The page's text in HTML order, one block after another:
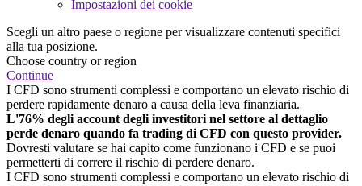
Impostazioni dei cookie
Scegli un altro paese o regione per visualizzare contenuti specifici
alla tua posizione.
Choose country or region
Continue
I CFD sono strumenti complessi e comportano un elevato rischio di
perdere rapidamente denaro a causa della leva finanziaria.
L'76% degli account degli investitori nel settore al dettaglio
perde denaro quando fa trading di CFD con questo provider.
Dovresti valutare se hai capito come funzionano i CFD e se puoi
permetterti di correre il rischio di perdere denaro.
I CFD sono strumenti complessi e comportano un elevato rischio di